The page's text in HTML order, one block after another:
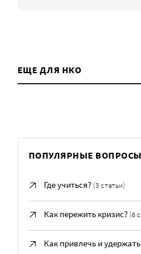
ЕЩЕ ДЛЯ НКО
ПОПУЛЯРНЫЕ ВОПРОСЫ
Где учиться? (3 статьи)
Как пережить кризис? (6
Как привлечь и